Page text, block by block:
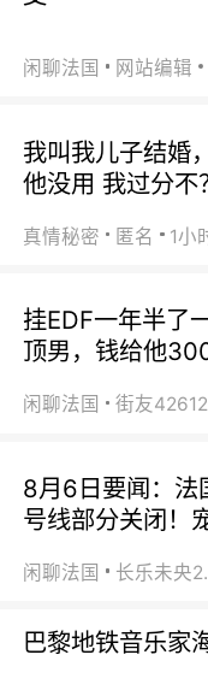
闲聊法国 网站编辑
我叫我儿子结婚
他没用 我过分不
真情秘密 匿名 1小
挂EDF一年半了
顶男，钱给他
闲聊法国
8月6日要闻：法
号线部分关闭！
闲聊法国 长
巴黎地铁音乐家